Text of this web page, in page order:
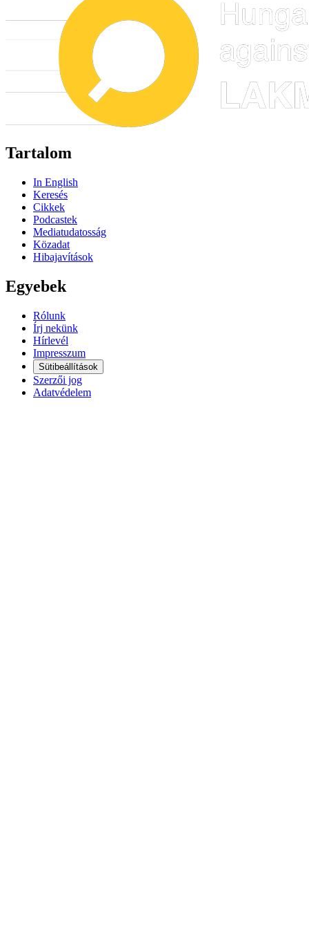
Tartalom
In English
Keresés
Cikkek
Podcastek
Mediatudatosság
Közadat
Hibajavítások
Egyebek
Rólunk
Írj nekünk
Hírlevél
Impresszum
Sütibeállítások
Szerzői jog
Adatvédelem